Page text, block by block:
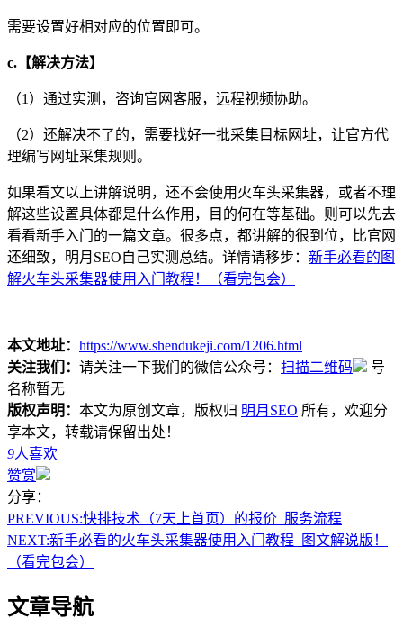
需要设置好相对应的位置即可。
c. 【解决方法】
（1）通过实测，咨询官网客服，远程视频协助。
（2）还解决不了的，需要找好一批采集目标网址，让官方代
理编写网址采集规则。
如果看文以上讲解说明，还不会使用火车头采集器，或者不理
解这些设置具体都是什么作用，目的何在等基础。则可以先去
看看新手入门的一篇文章。很多点，都讲解的很到位，比官网
还细致，明月SEO自己实测总结。详情请移步： 新手必看的图
解火车头采集器使用入门教程！（看完包会）
本文地址： https://www.shendukeji.com/1206.html
关注我们： 请关注一下我们的微信公众号： 扫描二维码
号
名称暂无
版权声明： 本文为原创文章，版权归 明月SEO 所有，欢迎分
享本文，转载请保留出处！
9人喜欢
赞赏
分享：
PREVIOUS:快排技术（7天上首页）的报价_服务流程
NEXT:新手必看的火车头采集器使用入门教程_图文解说版！
（看完包会）
文章导航